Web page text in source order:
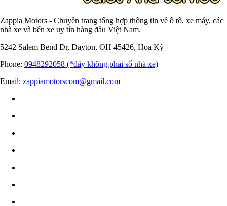
Zappia Motors - Chuyên trang tổng hợp thông tin về ô tô, xe máy, các
nhà xe và bến xe uy tín hàng đầu Việt Nam.
5242 Salem Bend Dr, Dayton, OH 45426, Hoa Kỳ
Phone: 0948292058 (*đây không phải số nhà xe)
Email: zappiamotorscom@gmail.com